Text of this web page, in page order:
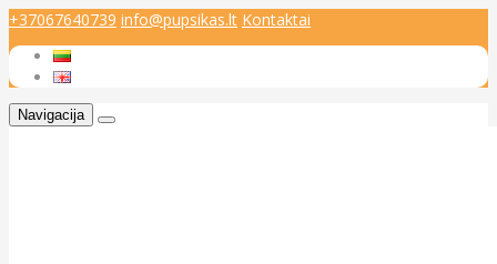
+37067640739 info@pupsikas.lt Kontaktai
Navigacija